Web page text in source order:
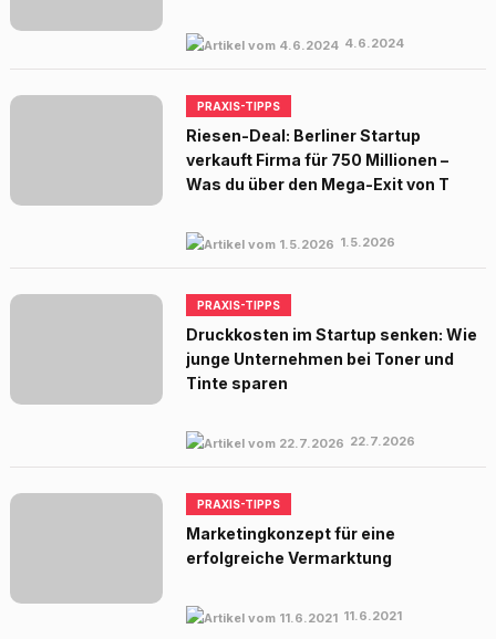
4.6.2024
PRAXIS-TIPPS
Riesen-Deal: Berliner Startup
verkauft Firma für 750 Millionen –
Was du über den Mega-Exit von T
1.5.2026
PRAXIS-TIPPS
Druckkosten im Startup senken: Wie
junge Unternehmen bei Toner und
Tinte sparen
22.7.2026
PRAXIS-TIPPS
Marketingkonzept für eine
erfolgreiche Vermarktung
11.6.2021